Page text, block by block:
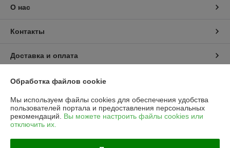
О нас
Контакты
Доставка и оплата
График работы
Полная версия сайта
Политика обработки cookies
Обработка файлов cookie
Мы используем файлы cookies для обеспечения удобства
пользователей портала и предоставления персональных
рекомендаций. Вы можете настроить файлы cookies или
отключить их.